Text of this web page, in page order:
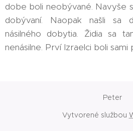
dobe boli neobývané. Navyše
dobývaní. Naopak našli sa
násilného dobytia. Židia sa
nenásilne. Prví Izraelci boli sami
Peter
Vytvorené službou